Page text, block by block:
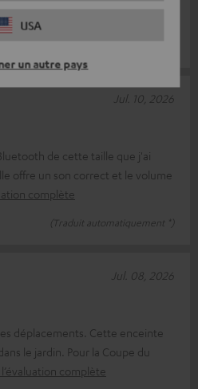
USA
un autre pays
complète
de cette taille que j'ai
offre un son correct et le volume
complète
(Traduit automatiquement *)
Jul. 10, 2026
déplacements. Cette enceinte
le jardin. Pour la Coupe du
l’évaluation complète
Jul. 08, 2026